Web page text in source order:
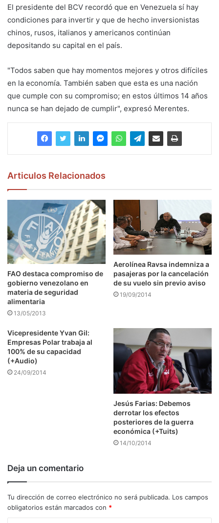
El presidente del BCV recordó que en Venezuela sí hay
condiciones para invertir y que de hecho inversionistas
chinos, rusos, italianos y americanos continúan
depositando su capital en el país.
"Todos saben que hay momentos mejores y otros difíciles
en la economía. También saben que esta es una nación
que cumple con su compromiso; en estos últimos 14 años
nunca se han dejado de cumplir", expresó Merentes.
Articulos Relacionados
FAO destaca compromiso de
gobierno venezolano en
materia de seguridad
alimentaria
13/05/2013
Aerolínea Ravsa indemniza a
pasajeras por la cancelación
de su vuelo sin previo aviso
19/09/2014
Vicepresidente Yvan Gil:
Empresas Polar trabaja al
100% de su capacidad
(+Audio)
24/09/2014
Jesús Farias: Debemos
derrotar los efectos
posteriores de la guerra
económica (+Tuits)
14/10/2014
Deja un comentario
Tu dirección de correo electrónico no será publicada. Los campos
obligatorios están marcados con *